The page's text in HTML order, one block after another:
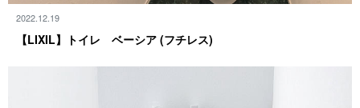
2022.12.19
【LIXIL】トイレ ベーシア (フ チ レ ス )